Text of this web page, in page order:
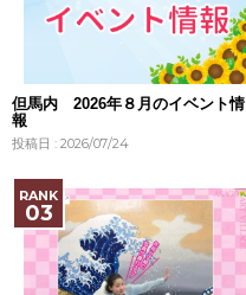
但馬内 2026年８月のイベント情
報
投稿日 : 2026/07/24